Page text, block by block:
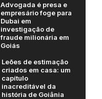
Advogada é presa e
empresário foge para
Dubai em
investigação de
fraude milionária em
Goiás
Leões de estimação
criados em casa: um
capítulo
inacreditável da
história de Goiânia